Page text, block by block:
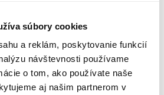
súbory cookies
a reklám, poskytovanie funkcií
návštevnosti používame
o tom, ako používate naše
aj našim partnerom v